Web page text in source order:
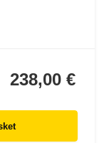
238,00 €